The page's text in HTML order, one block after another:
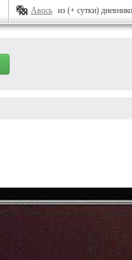
Авось из (+ сутки)